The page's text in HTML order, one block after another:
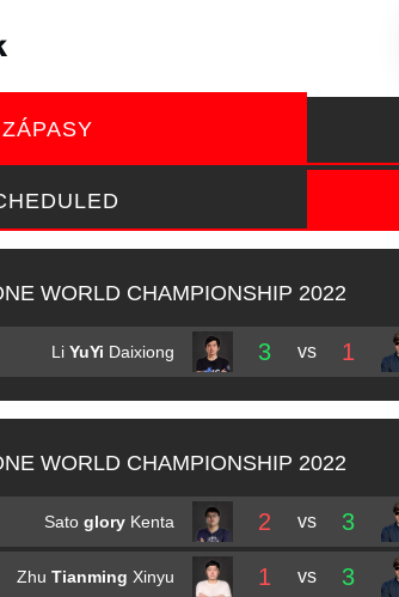
ZÁPASY
WORLD CHAMPIONSHIP 2022
Li YuYi Daixiong 3 vs 1
WORLD CHAMPIONSHIP 2022
Sato gloryKenta 2 vs 3
Zhu Tianming Xinyu 1 vs 3